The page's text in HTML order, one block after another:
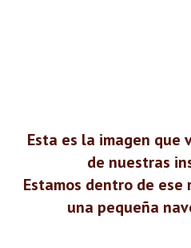
Esta es la imagen que
de nuestras
Estamos dentro de
una pequeña